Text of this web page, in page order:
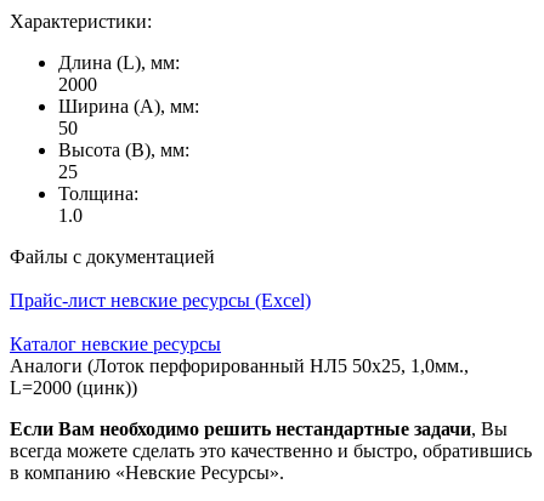
Характеристики:
Длина (L), мм:
2000
Ширина (А), мм:
50
Высота (В), мм:
25
Толщина:
1.0
Файлы с документацией
Прайс-лист невские ресурсы (Excel)
Каталог невские ресурсы
Аналоги (Лоток перфорированный НЛ5 50х25, 1,0мм.,
L=2000 (цинк))
Если Вам необходимо решить нестандартные задачи, Вы
всегда можете сделать это качественно и быстро, обратившись
в компанию «Невские Ресурсы».